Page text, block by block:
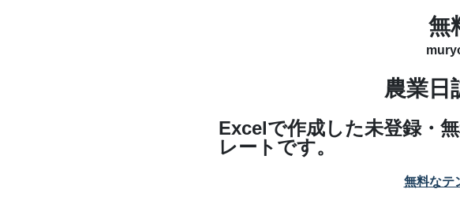
無
農業日
Excelで作成した未登録・
レートです。
無料なテ